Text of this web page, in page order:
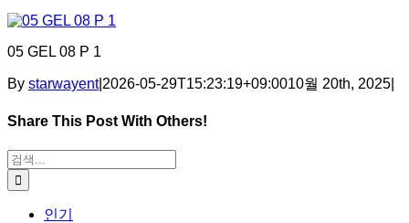
05 GEL 08 P 1
By starwayent| 2026-05-29T15:23:19+09:0010월 20th, 2025
Share This Post With Others!
Facebook
X
Tumblr
Pinterest
이메일
검색:
인기